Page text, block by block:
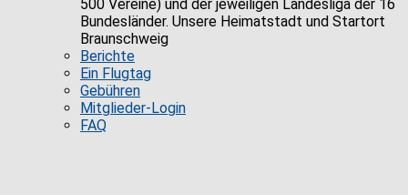
500 Vereine) und der jeweiligen Landesliga der 16
Bundesländer. Unsere Heimatstadt und Startort
Braunschweig
Berichte
Ein Flugtag
Gebühren
Mitglieder-Login
FAQ